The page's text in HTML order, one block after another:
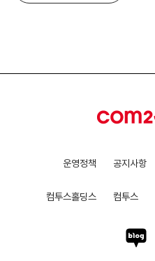
운영정책 공지사항
컴투스홀딩스 컴투스